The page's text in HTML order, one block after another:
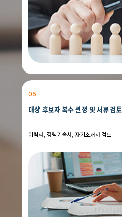
05
대상 후보자 복수 선정 및 서류 검토
이력서, 경력기술서, 자기소개서 검토